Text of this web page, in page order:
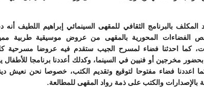
المكلف بالبرنامج الثقافي للمقهى السينمائي إبراهيم اللطيف
الفضاءات المحورية بالمقهى من عروض موسيقية طربية
كما احدثنا فضاء لمسرح الجيب ستقدم فيه عروضا
بحضور مخرجين أو فنيين في السينما، وكدلك أعددنا برنامجا
اعددنا فضاء مفتوحا لتوقيع وتقديم الكتب، خصوصا نحن نعيش
بالإصدارات والكتب على ذمة رواد المقهى للمطالعة.
الملتقى الدولي الحسين بوزيان للمسرح
الجامعي بوجودي أو بدونه